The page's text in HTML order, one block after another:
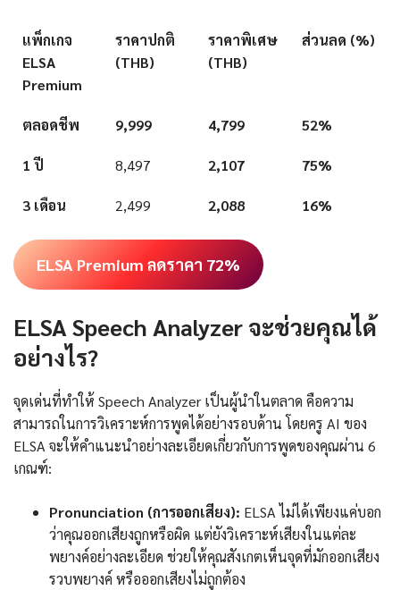
แพ็กเกจ
ELSA
Premium
ราคาปกติ
(THB)
ราคาพิเศษ
(THB)
ส่วนลด (%)
ตลอดชีพ 9,999 4,799 52%
1 ปี 8,497 2,107 75%
3 เดือน 2,499 2,088 16%
ELSA Premium ลดราคา 72%
ELSA Speech Analyzer จะช่วยคุณได้
อย่างไร?
จุดเด่นที่ทำให้ Speech Analyzer เป็นผู้นำในตลาด คือความ
สามารถในการวิเคราะห์การพูดได้อย่างรอบด้าน โดยครู AI ของ
ELSA จะให้คำแนะนำอย่างละเอียดเกี่ยวกับการพูดของคุณผ่าน 6
เกณฑ์:
Pronunciation (การออกเสียง): ELSA ไม่ได้เพียงแค่บอก
ว่าคุณออกเสียงถูกหรือผิด แต่ยังวิเคราะห์เสียงในแต่ละ
พยางค์อย่างละเอียด ช่วยให้คุณสังเกตเห็นจุดที่มักออกเสียง
รวบพยางค์ หรือออกเสียงไม่ถูกต้อง